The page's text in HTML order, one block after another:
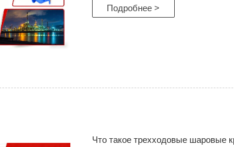
Подробнее >
Что такое трехходовые шаровые